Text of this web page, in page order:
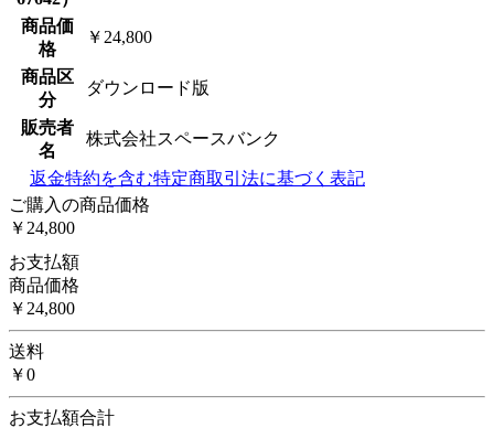
商品価
格
￥24,800
商品区
分
ダウンロード版
販売者
名
株式会社スペースバンク
返金特約を含む特定商取引法に基づく表記
ご購入の商品価格
￥24,800
お支払額
商品価格
￥24,800
送料
￥0
お支払額合計